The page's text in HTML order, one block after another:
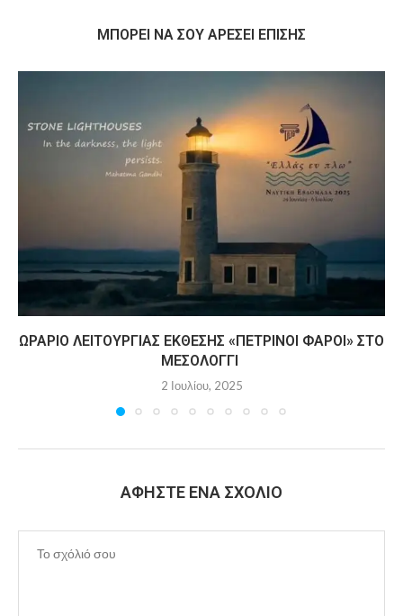
MΠΟΡΕΊ ΝΑ ΣΟΥ ΑΡΈΣΕΙ ΕΠΊΣΗΣ
ΩΡΆΡΙΟ ΛΕΙΤΟΥΡΓΊΑΣ ΈΚΘΕΣΗΣ «ΠΈΤΡΙΝΟΙ ΦΆΡΟΙ» ΣΤΟ
ΜΕΣΟΛΌΓΓΙ
2 Ιουλίου, 2025
ΑΦΉΣΤΕ ΈΝΑ ΣΧΌΛΙΟ